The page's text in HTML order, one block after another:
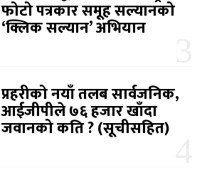
फोटो पत्रकार समूह सल्यानको
‘क्लिक सल्यान’ अभियान
प्रहरीको नयाँ तलब सार्वजनिक,
आईजीपीले ७६ हजार खाँदा
जवानको कति ? (सूचीसहित)